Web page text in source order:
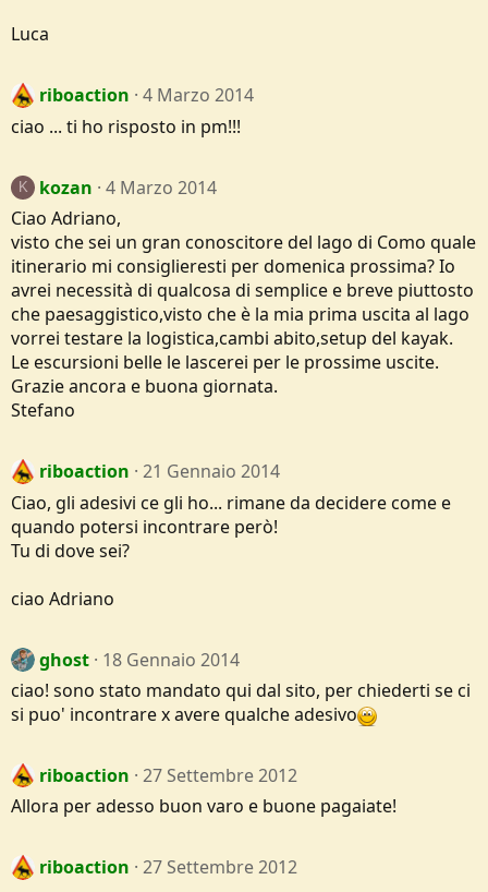
Luca
riboaction
4 Marzo 2014
ciao ... ti ho risposto in pm!!!
K kozan
4 Marzo 2014
Ciao Adriano,
visto che sei un gran conoscitore del lago di Como quale
itinerario mi consiglieresti per domenica prossima? Io
avrei necessità di qualcosa di semplice e breve piuttosto
che paesaggistico,visto che è la mia prima uscita al lago
vorrei testare la logistica,cambi abito,setup del kayak.
Le escursioni belle le lascerei per le prossime uscite.
Grazie ancora e buona giornata.
Stefano
riboaction
21 Gennaio 2014
Ciao, gli adesivi ce gli ho... rimane da decidere come e
quando potersi incontrare però!
Tu di dove sei?
ciao Adriano
ghost 18 Gennaio 2014
ciao! sono stato mandato qui dal sito, per chiederti se ci
si puo' incontrare x avere qualche adesivo
riboaction
27 Settembre 2012
Allora per adesso buon varo e buone pagaiate!
riboaction
27 Settembre 2012